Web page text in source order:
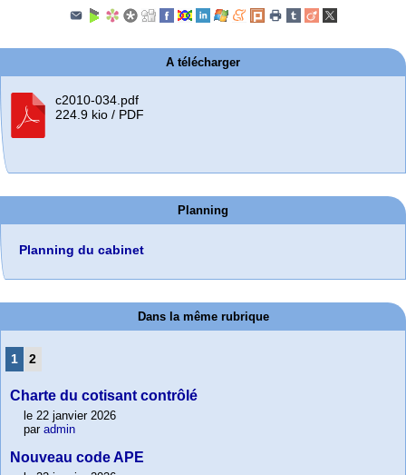
A télécharger
c2010-034.pdf
224.9 kio / PDF
Planning
Planning du cabinet
Dans la même rubrique
1 2
Charte du cotisant contrôlé
le 22 janvier 2026
par admin
Nouveau code APE